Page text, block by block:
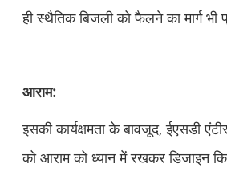
ही स्थैतिक बिजली को फैलने का मार्ग भी
आराम:
इसकी कार्यक्षमता के बावजूद, ईएसडी
को आराम को ध्यान में रखकर डिजाइन